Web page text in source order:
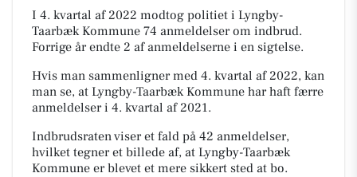
I 4. kvartal af 2022 modtog politiet i Lyngby-
Taarbæk Kommune 74 anmeldelser om indbrud.
Forrige år endte 2 af anmeldelserne i en sigtelse.
Hvis man sammenligner med 4. kvartal af 2022, kan
man se, at Lyngby-Taarbæk Kommune har haft færre
anmeldelser i 4. kvartal af 2021.
Indbrudsraten viser et fald på 42 anmeldelser,
hvilket tegner et billede af, at Lyngby-Taarbæk
Kommune er blevet et mere sikkert sted at bo.